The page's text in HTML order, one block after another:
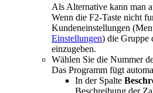
Als Alternative kann man
Wenn die F2-Taste nicht
Kundeneinstellungen
Einstellungen) die Gruppe
einzugeben.
Wählen Sie die Nummer
Das Programm fügt
In der Spalte